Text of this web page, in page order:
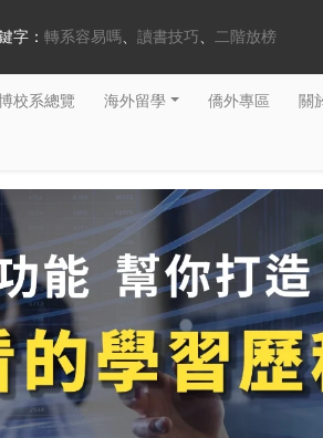
字： 轉系容易嗎 讀書技巧 二階放榜
校系總覽 海外留學 僑外專區 關